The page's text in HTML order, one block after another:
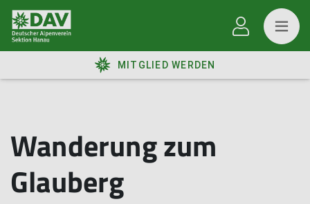
MITGLIED WERDEN
Wanderung zum
Glauberg